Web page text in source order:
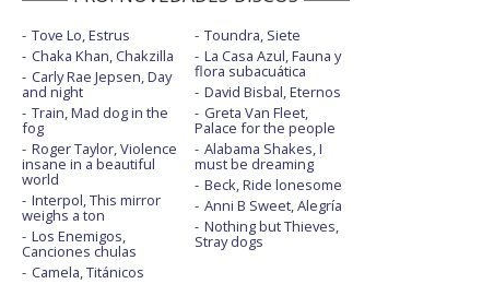
Tove Lo, Estrus
Chaka Khan, Chakzilla
Carly Rae Jepsen, Day
and night
Train, Mad dog in the
fog
Roger Taylor, Violence
insane in a beautiful
world
Interpol, This mirror
weighs a ton
Los Enemigos,
Canciones chulas
Camela, Titánicos
Toundra, Siete
La Casa Azul, Fauna y
flora subacuática
David Bisbal, Eternos
Greta Van Fleet,
Palace for the people
Alabama Shakes, I
must be dreaming
Beck, Ride lonesome
Anni B Sweet, Alegría
Nothing but Thieves,
Stray dogs